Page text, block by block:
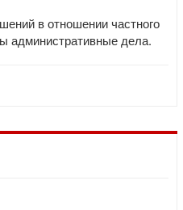
в отношении частного
административные дела.